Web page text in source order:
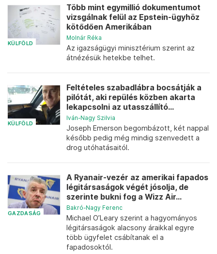
KÜLFÖLD
Több mint egymillió dokumentumot
vizsgálnak felül az Epstein-ügyhöz
kötődően Amerikában
Molnár Réka
Az igazságügyi minisztérium szerint az
átnézésük hetekbe telhet.
KÜLFÖLD
Feltételes szabadlábra bocsátják a
pilótát, aki repülés közben akarta
lekapcsolni az utasszállító...
Iván-Nagy Szilvia
Joseph Emerson begombázott, két nappal
később pedig még mindig szenvedett a
drog utóhatásaitól.
GAZDASÁG
A Ryanair-vezér az amerikai fapados
légitársaságok végét jósolja, de
szerinte bukni fog a Wizz Air...
Bakró-Nagy Ferenc
Michael O’Leary szerint a hagyományos
légitársaságok alacsony áraikkal egyre
több ügyfelet csábítanak el a
fapadosoktól.